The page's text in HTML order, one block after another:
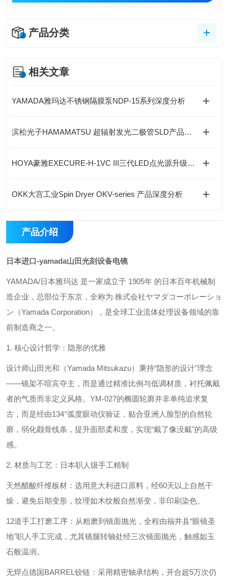
产品分类
相关文章
YAMADA雅玛达不锈钢隔膜泵NDP-15系列深度分析
滨松光子HAMAMATSU 超辐射发光二极管SLD产品介绍及全领域应用详解
HOYA豪雅EXECURE-H-1VC III三代LED点光源升级特性、参数、优势与迭代差异
OKK大宫工业Spin Dryer OKV-series 产品深度分析
产品介绍
日本进口-yamada山田光刻设备电镜
YAMADA/日本雅玛达‌ 是一家成立于 ‌1905年‌ 的日本百年机械制
造企业，总部位于东京，全称为 ‌株式会社ヤマダコーポレーショ
ン（Yamada Corporation）‌，是全球工业流体处理设备领域的靠
前制造商之一。
1. ‌核心设计哲学：隐形的优雅‌
设计师山田光和（Yamada Mitsukazu）秉持“‌隐形的设计‌"理念
——镜架不喧宾夺主，而是通过精准比例与低调材质，‌衬托佩戴
者的气质而非定义风格‌。YM-027的椭圆轮廓并非单纯追求复
古，而是经由‌134°弧度眼动仪验证‌，贴合亚洲人脸型的自然轮
廓，弱化颧骨线条，提升面部柔和度，实现“戴了像没戴"的高级
感。
2. ‌材质与工艺：日本职人级手工精制‌
天然醋酸纤维板材‌：选用意大利进口原料，经‌60天以上自然干
燥‌，避免后期变形，纹理如木纹般自然渐变，非印刷染色。
12道手工打磨工序‌：从粗磨到镜面抛光，全程由福井县“眼镜圣
地"职人手工完成，尤其镜腿转轴处经‌三次镜面抛光‌，触感如玉
石般温润。
无焊点德国BARREL铰链‌：采用精密轴承结构，开合超‌5万次仍